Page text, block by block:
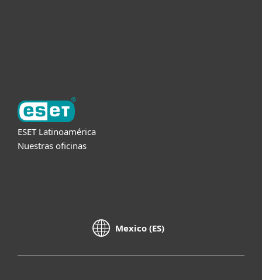
ESET Latinoamérica
Nuestras oficinas
Mexico (ES)